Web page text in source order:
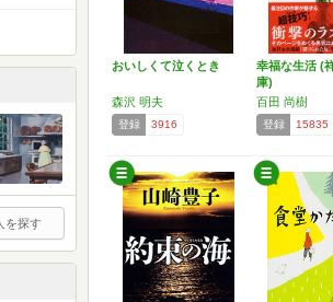
おいしくて泣くとき
森沢 明夫
登録 3916
幸福な生活 (
庫)
百田 尚樹
登録 15835
を探す